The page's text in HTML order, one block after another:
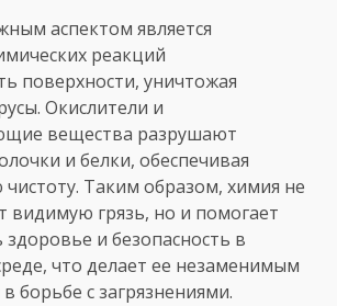
аспектом является
реакций
поверхности, уничтожая
Окислители и
вещества разрушают
и белки, обеспечивая
чистоту. Таким образом, химия не
видимую грязь, но и помогает
и безопасность в
что делает ее незаменимым
борьбе с загрязнениями.